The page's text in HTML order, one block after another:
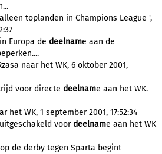
toplanden in Champions League ',
Europa de deelname aan de
naar het WK, 6 oktober 2001,
voor directe deelname aan het WK.
het WK, 1 september 2001, 17:52:34
voordeelname aan het WK
de derby tegen Sparta begint